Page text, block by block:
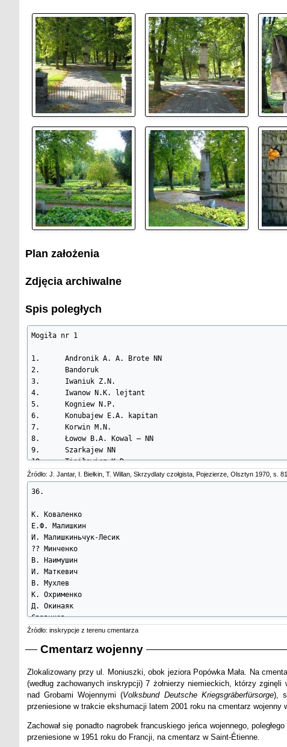
Plan założenia
Zdjęcia archiwalne
Spis poległych
Mogiła nr 1
1.	Andronik A. A. Brote NN
2.	Bandoruk
3.	Iwaniuk Z.N.
4.	Iwanow N.K. lejtant
5.	Kogniew N.P.
6.	Konubajew E.A. kapitan
7.	Korwin M.N.
8.	Łowow B.A. Kowal – NN
9.	Szarkajew NN
10.	Tisiłowicz K.D.
11.	Wituszinin L.
12.	Wnujetiszewicz L.W.
13.	Worinowicz K.D.
Mogiła nr 5
1.	Autonow Wasyli Fiedorow
2.	Frapow S.N.
3.	Inosał N.P.
4.	Miliczuk Iwan s. Mikołajewicza
5.	Papura Aleks. Iwanowicz
6.	Rusnak D.A.
Mogiła nr 6
1.	Bondor Isaak
3.	Dubowski J.A. KRC
6.	Romanowski
7.	Siedorow W.N. starszyzna
Źródło: J. Jantar, I. Biełkin, T. Willan, Skrzydlaty czołgista, Pojezierze, Olsztyn 1970, s.
36.
К. Коваленко
Е.Ф. Малишкин
И. Малишкиньчук-Лесик
?? Минченко
В. Наимушин
И. Маткевич
В. Мухлев
К. Охрименко
Д. Окинаяк
Саранков
Соколов
Павлюк
Źródło: inskrypcje z terenu cmentarza
Cmentarz wojenny
Zlokalizowany przy ul. Moniuszki, obok jeziora Popówka Mała. Na
(według zachowanych inskrypcji) 7 żołnierzy niemieckich, którzy
nad Grobami Wojennymi (Volksbund Deutsche Kriegsgräberfürsorge),
przeniesione w trakcie ekshumacji latem 2001 roku na cmentarz wojenny
Zachował się ponadto nagrobek francuskiego jeńca wojennego,
przeniesione w 1951 roku do Francji, na cmentarz w Saint-Étienne.